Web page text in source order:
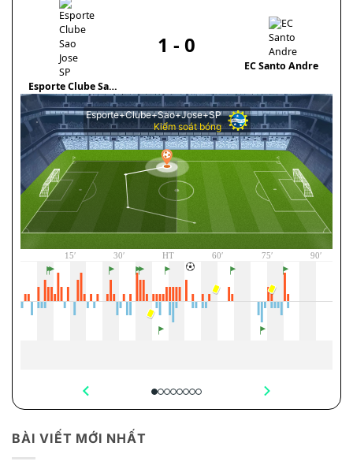
Esporte Clube Sao
Jose SP
1 - 0
EC Santo Andre
BÀI VIẾT MỚI NHẤT